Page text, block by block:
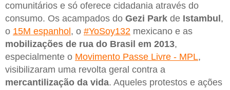
comunitários e só oferece cidadania através do
consumo. Os acampados do Gezi Park de Istambul ,
o 15M espanhol , o #YoSoy132 mexicano e as
mobilizações de rua do Brasil em 2013,
especialmente o Movimento Passe Livre - MPL,
visibilizaram uma revolta geral contra a
mercantilização da vida. Aqueles protestos e ações